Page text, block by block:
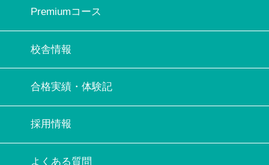
Premiumコース
校舎情報
合格実績・体験記
採用情報
よくある質問